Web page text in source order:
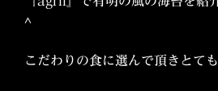
^
こだわりの食に選んで頂きとて